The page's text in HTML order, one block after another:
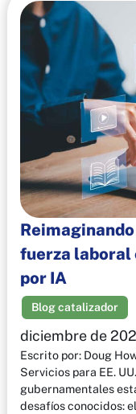
fuerza laboral
por IA
Blog catalizador
diciembre de
Escrito por: Doug
Servicios para EE.
gubernamentales
desafíos conocidos: